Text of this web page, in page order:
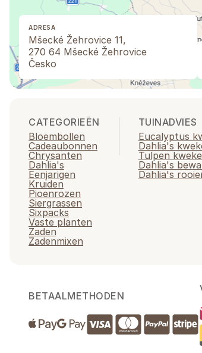
ADRESA
Mšecké Žehrovice 11,
270 64 Mšecké Žehrovice
Česko
CATEGORIEËN
Bloembollen
Cadeaubonnen
Chrysanten
Dahlia's
Eenjarigen
Kruiden
Pioenrozen
Siergrassen
Sixpacks
Vaste planten
Zaden
Zadenmixen
TUINADVIES
Eucalyptus
Dahlia's
Tulpen
Dahlia's
Dahlia's
BETAALMETHODEN